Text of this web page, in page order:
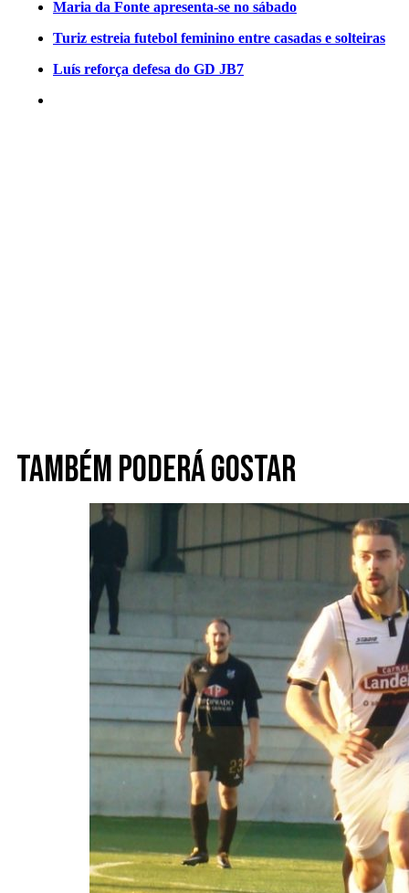
Maria da Fonte apresenta-se no sábado
Turiz estreia futebol feminino entre casadas e solteiras
Luís reforça defesa do GD JB7
Também poderá gostar